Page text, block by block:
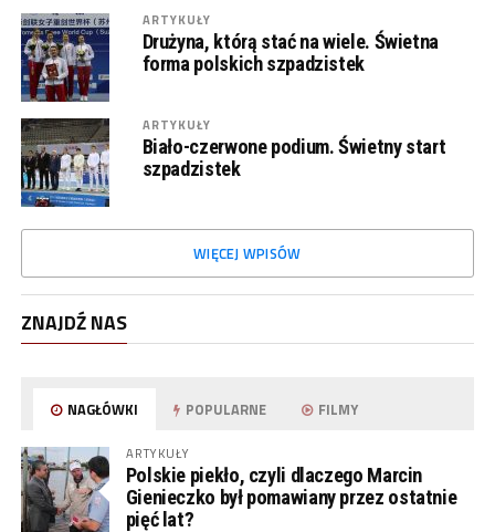
ARTYKUŁY
Drużyna, którą stać na wiele. Świetna
forma polskich szpadzistek
ARTYKUŁY
Biało-czerwone podium. Świetny start
szpadzistek
WIĘCEJ WPISÓW
ZNAJDŹ NAS
NAGŁÓWKI POPULARNE FILMY
ARTYKUŁY
Polskie piekło, czyli dlaczego Marcin
Gienieczko był pomawiany przez ostatnie
pięć lat?